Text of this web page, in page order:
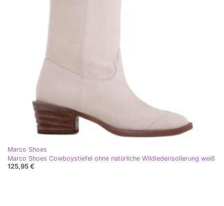
Marco Shoes
Marco Shoes Cowboystiefel ohne natürliche Wildlederisolierung weiß
125,95 €